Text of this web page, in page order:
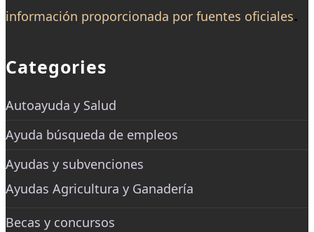
información proporcionada por fuentes oficiales.
Categories
Autoayuda y Salud
Ayuda búsqueda de empleos
Ayudas y subvenciones
Ayudas Agricultura y Ganadería
Becas y concursos